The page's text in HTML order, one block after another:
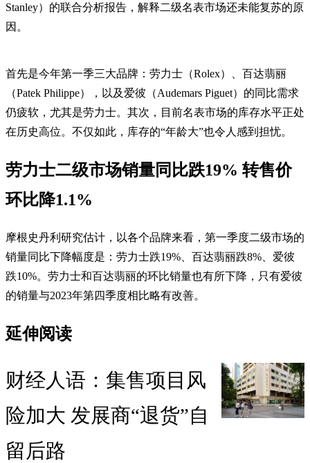
Stanley）的联合分析报告，解释二级名表市场还未能复苏的原
因。
首先是今年第一季三大品牌：劳力士（Rolex）、百达翡丽
（Patek Philippe），以及爱彼（Audemars Piguet）的同比需求
仍疲软，尤其是劳力士。其次，目前名表市场的库存水平正处
在历史高位。不仅如此，库存的“年龄大”也令人感到担忧。
劳力士二级市场销量同比跌19% 转售价
环比降1.1%
摩根史丹利研究估计，以各个品牌来看，第一季度二级市场的
销量同比下降幅度是：劳力士跌19%、百达翡丽跌8%、爱彼
跌10%。劳力士和百达翡丽的环比销量也有所下降，只有爱彼
的销量与2023年第四季度相比略有改善。
延伸阅读
财经人语：集售项目风
险加大 发展商“退货”自
留后路